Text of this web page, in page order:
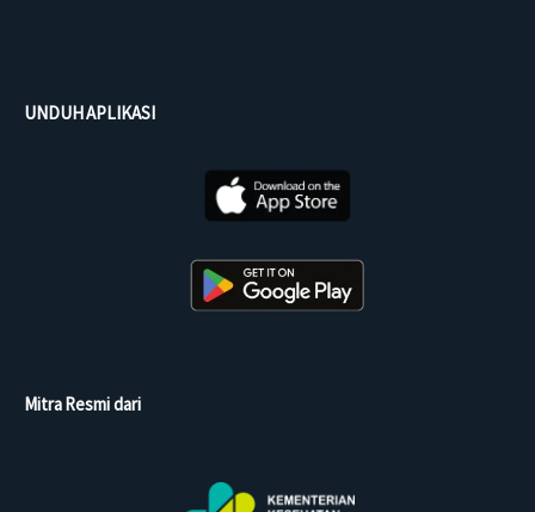
UNDUH APLIKASI
Mitra Resmi dari